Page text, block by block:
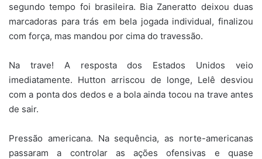
segundo tempo foi brasileira. Bia Zaneratto deixou duas
marcadoras para trás em bela jogada individual, finalizou
com força, mas mandou por cima do travessão.
Na trave! A resposta dos Estados Unidos veio
imediatamente. Hutton arriscou de longe, Lelê desviou
com a ponta dos dedos e a bola ainda tocou na trave antes
de sair.
Pressão americana. Na sequência, as norte-americanas
passaram a controlar as ações ofensivas e quase